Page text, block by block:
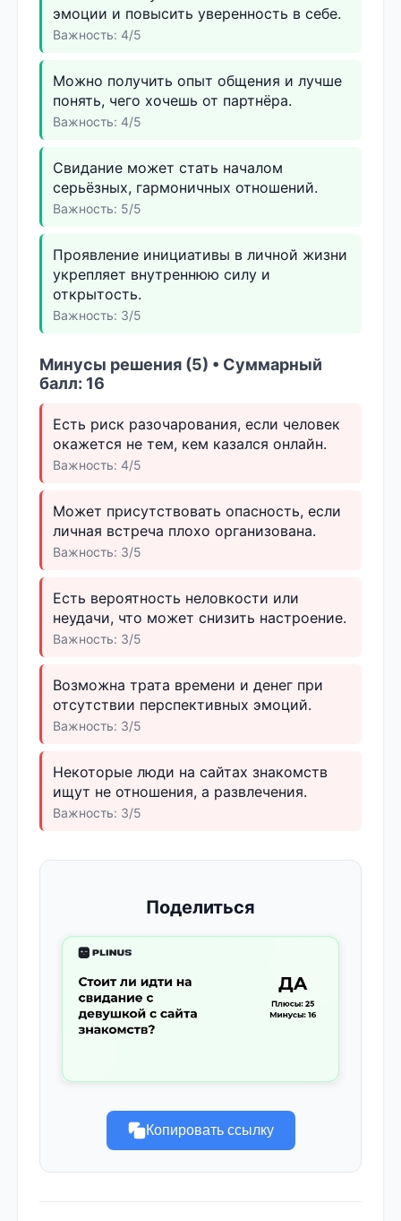
эмоции и повысить уверенность в себе.
Важность: 4/5
Можно получить опыт общения и лучше
понять, чего хочешь от партнёра.
Важность: 4/5
Свидание может стать началом
серьёзных, гармоничных отношений.
Важность: 5/5
Проявление инициативы в личной жизни
укрепляет внутреннюю силу и
открытость.
Важность: 3/5
Минусы решения (5) • Суммарный
балл: 16
Есть риск разочарования, если человек
окажется не тем, кем казался онлайн.
Важность: 4/5
Может присутствовать опасность, если
личная встреча плохо организована.
Важность: 3/5
Есть вероятность неловкости или
неудачи, что может снизить настроение.
Важность: 3/5
Возможна трата времени и денег при
отсутствии перспективных эмоций.
Важность: 3/5
Некоторые люди на сайтах знакомств
ищут не отношения, а развлечения.
Важность: 3/5
Поделиться
Копировать ссылку